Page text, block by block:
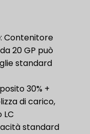
​: Contenitore
20 GP può
standard
30% +
di carico,
standard